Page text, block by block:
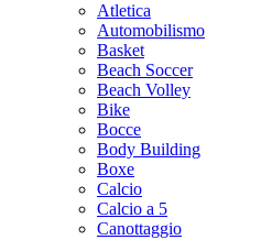
Atletica
Automobilismo
Basket
Beach Soccer
Beach Volley
Bike
Bocce
Body Building
Boxe
Calcio
Calcio a 5
Canottaggio